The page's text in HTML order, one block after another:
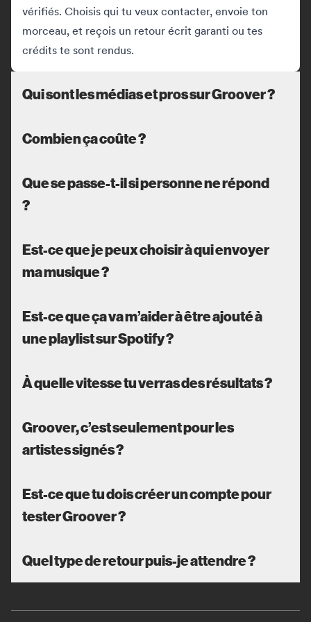
vérifiés. Choisis qui tu veux contacter, envoie ton
morceau, et reçois un retour écrit garanti ou tes
crédits te sont rendus.
Qui sont les médias et pros sur Groover ?
Combien ça coûte ?
Que se passe-t-il si personne ne répond
?
Est-ce que je peux choisir à qui envoyer
ma musique ?
Est-ce que ça va m’aider à être ajouté à
une playlist sur Spotify ?
À quelle vitesse tu verras des résultats ?
Groover, c’est seulement pour les
artistes signés ?
Est-ce que tu dois créer un compte pour
tester Groover ?
Quel type de retour puis-je attendre ?